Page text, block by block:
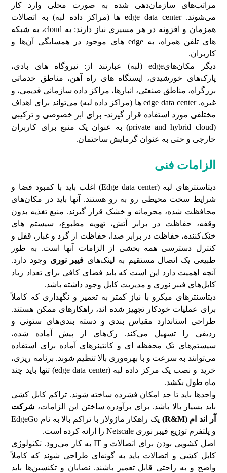
مراتب‌های سازمان‌دهی شده به صورت محلی وارد کار
می‌شوند. edge data center ها (مراکز داده لبه) به اتصالات
همزمان و افزونه در هر مسیری نیاز دارند: به cloud، به شبکه
های تلفن همراه، به edge های موجود در همسایگی آن‌ها و
کاربران.
دیگر مکان‌هایedge (لبه) عبارتند از: نیروگاه های بادی،
پارک‌های خورشیدی، ایستگاه های راه آهن، مناطق خدماتی
بزرگراه، مناطق صنعتی، انبارها، مراکز داده سازمانی قدیمی، و
غیره. edge data center ها (مراکز داده لبه) می‌تواند برای اهداف
مختلفی مورد استفاده قرار گیرند- برای ابر خصوصی و ترکیبی
(private and hybrid cloud) به عنوان یک منبع برای کاربران
خارجی و حتی به عنوان گرمایش ساختمان.
الزامات فنی
دیتاسنترهای لبه (Edge data center) اغلب باید با کمبود فضا و
شرایط سخت محیطی رو به رو هستند. آنها باید در مکان‌های
محافظت شده، محرمانه و خشک قرار گیرند. منبع تغذیه بدون
وقفه، حفاظت در برابر آتش، تهویه مطبوع، سیستم های
خنک‌کننده، حفاظت در برابر صدا، حفاظت از گرد و غبار، قفل و
کنترل دسترسی همه بخشی از الزامات آنها است. به طور
طبیعی یک اتصال مستقیم به لینک‌های فیبر نوری وجود دارد.
آنچه اهمیت دارد این است که باید فضای کافی برای تعداد زیاد
کابل‌های فیبر نوری و مدیریت کابل وجود داشته باشد.
دیتاسنترهای میکرو با نیاز کمتر به تعمیر و نگهداری که کاملاً
برای عملیات خودکار تجهیز شده اند، راهکارهای ممکن هستند.
طراحی استاندارد مقیاس بندی و دسته بندی‌های ستونی و
ردیفی را تسهیل می‌کند. رک‌های از پیش آماده شده،
سیستم‌های تک محفظه ای و کانتینرهای آماده برای استفاده
می‌توانند به سرعت و با بهره‌وری بالا تنظیم شوند. برنامه ریزی،
خرید و نصب یک مرکز داده لبه (edge data center) تنها باید چند
ماه طول بکشد.
واحدها باید تا حد امکان فشرده ساخته شوند. تراکم کابل کشی
باید بسیار بالا باشد. برای برآودره ساختن این الزامات، شرکت
آر اند ام (R&M)
یک راهکار ماژولار با تراکم بالا به نام EdgeGo
و پلتفرم توزیع فیبر نوری Netscale را ارائه کرده است.
اصل کشویی بودن برای اتصالات و IT به کار می‌رود. تکنولوژی
کابل کشی و اتصالات باید به گونه‌ای طراحی شوند که کاملاً
واضح و به راحتی قابل تعمیر باشند. نصابان و تکنسین‌ها باید